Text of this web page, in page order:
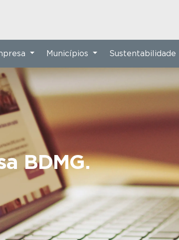
BDMG.
Municípios Sustentabilidade